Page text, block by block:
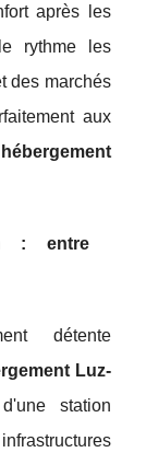
après les
rythme les
des marchés
aux
hébergement
: entre
détente
Luz-
station